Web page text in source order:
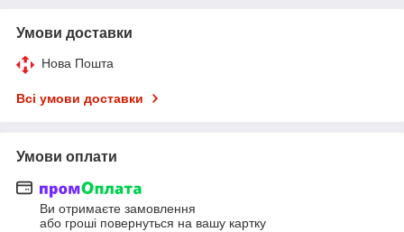
Умови доставки
Нова Пошта
Всі умови доставки
Умови оплати
Ви отримаєте замовлення
або гроші повернуться на вашу картку